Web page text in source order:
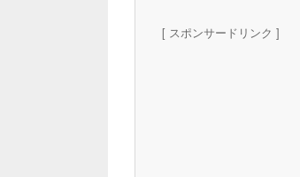
[ スポンサードリンク ]